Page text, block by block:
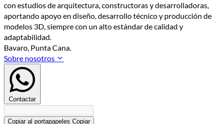
con estudios de arquitectura, constructoras y desarrolladoras,
aportando apoyo en diseño, desarrollo técnico y producción de
modelos 3D, siempre con un alto estándar de calidad y
adaptabilidad.
Bavaro, Punta Cana.
Sobre nosotros
Contactar
Copiar al portapapeles Copiar